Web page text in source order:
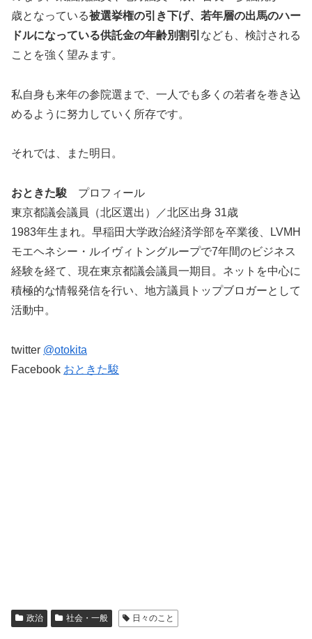
歳となっている被選挙権の引き下げ、若年層の出馬のハー
ドルになっている供託金の年齢別割引 なども、検討される
ことを強く望みます。
私自身も来年の参院選まで、一人でも多くの若者を巻き込
めるように努力していく所存です。
それでは、また明日。
おときた駿 プロフィール
東京都議会議員（北区選出）／北区出身 31歳
1983年生まれ。早稲田大学政治経済学部を卒業後、LVMH
モエヘネシー・ルイヴィトングループで7年間のビジネス
経験を経て、現在東京都議会議員一期目。ネットを中心に
積極的な情報発信を行い、地方議員トップブロガーとして
活動中。
twitter @otokita
Facebook おときた駿
政治 社会・一般 日々のこと